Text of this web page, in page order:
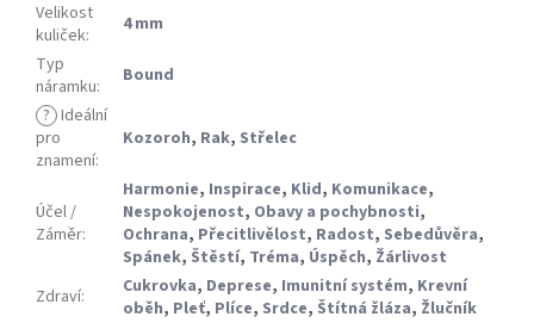
Velikost
kuliček:
4 mm
Typ
náramku:
Bound
? Ideální
pro
znamení:
Kozoroh, Rak, Střelec
Účel /
Záměr:
Harmonie, Inspirace, Klid, Komunikace,
Nespokojenost, Obavy a pochybnosti,
Ochrana, Přecitlivělost, Radost, Sebedůvěra,
Spánek, Štěstí, Tréma, Úspěch, Žárlivost
Zdraví: Cukrovka, Deprese, Imunitní systém, Krevní
oběh, Pleť, Plíce, Srdce, Štítná žláza, Žlučník